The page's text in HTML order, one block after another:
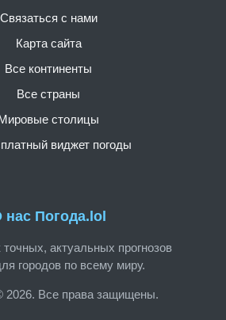
нас Погода.lol
актуальных прогнозов
городов по всему миру.
2026. Все права защищены.
Связаться с нами
Карта сайта
Все континенты
Все страны
столицы
виджет погоды